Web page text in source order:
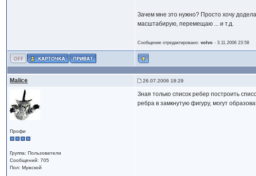
Зачем мне это нужно? Просто хочу
масштабирую, перемещаю ... и т.д.
Сообщение отредактировано:volvo -3.11.2006 23:58
Malice 26.07.2006 18:29
Профи
Группа: Пользователи
Сообщений: 705
Пол: Мужской
Зная только список ребер построить
ребра в замкнутую фигуру, могут